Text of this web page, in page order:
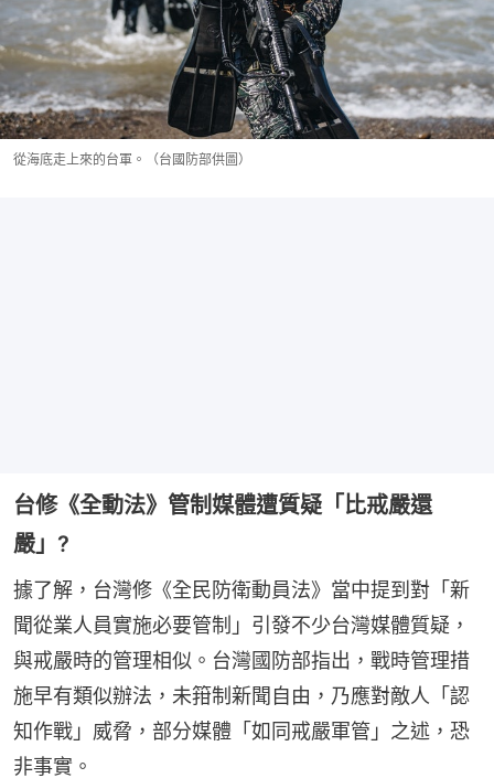
從海底走上來的台軍。（台國防部供圖）
台修《全動法》管制媒體遭質疑「比戒嚴還
嚴」?
據了解，台灣修《全民防衛動員法》當中提到對「新
聞從業人員實施必要管制」引發不少台灣媒體質疑，
與戒嚴時的管理相似。台灣國防部指出，戰時管理措
施早有類似辦法，未箝制新聞自由，乃應對敵人「認
知作戰」威脅，部分媒體「如同戒嚴軍管」之述，恐
非事實。